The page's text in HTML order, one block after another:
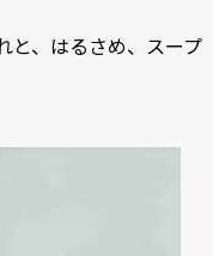
と、はるさめ、スープ